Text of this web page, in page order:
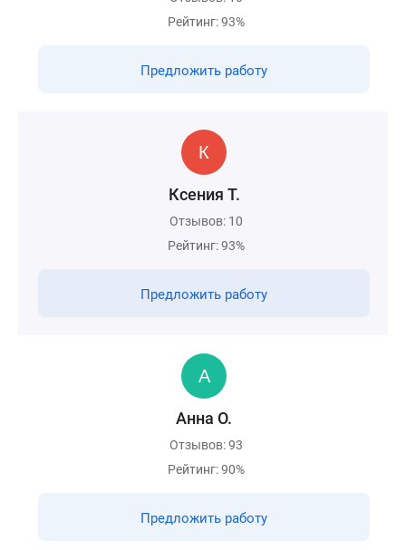
Рейтинг: 93%
Предложить работу
Ксения Т.
Отзывов: 10
Рейтинг: 93%
Предложить работу
Анна О.
Отзывов: 93
Рейтинг: 90%
Предложить работу